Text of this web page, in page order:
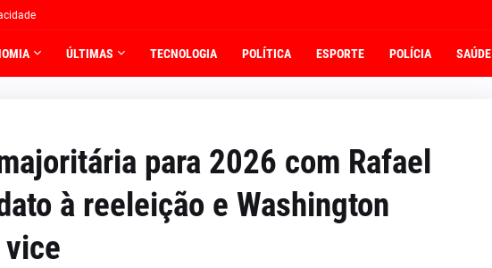
ÚLTIMAS TECNOLOGIA POLÍTICA ESPORTE POLÍCIA SAÚDE
para 2026 com Rafael
à reeleição e Washington
vice